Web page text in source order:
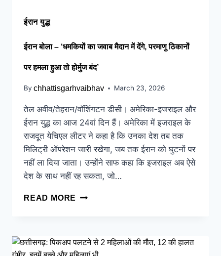
ईरान युद्ध
ईरान बोला – ‘धमकियों का जवाब मैदान में देंगे, परमाणु ठिकानों
पर हमला हुआ तो होर्मुज बंद’
By chhattisgarhvaibhav March 23, 2026
तेल अवीव/तेहरान/वॉशिंगटन डीसी। अमेरिका-इजराइल और
ईरान युद्ध का आज 24वां दिन हैं। अमेरिका में इजराइल के
राजदूत येचिएल लीटर ने कहा है कि उनका देश तब तक
मिलिट्री ऑपरेशन जारी रखेगा, जब तक ईरान को घुटनों पर
नहीं ला दिया जाता। उन्होंने साफ कहा कि इजराइल अब ऐसे
देश के साथ नहीं रह सकता, जो…
READ MORE